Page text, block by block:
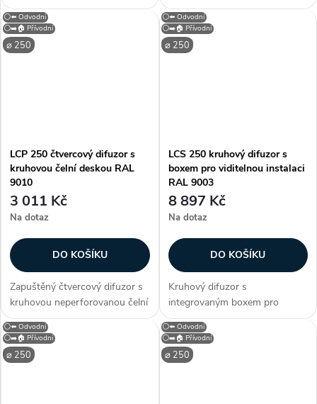
připojení 250 mm. S
neperforovaným čelním
panelem je určen
pro přívod a odvod vzduchu....
deskou LCP 250 pro instalaci
do stropních systémů a
permanentních stropů. Difuzor
lze použít pro přívod i...
⌀ 250
⚪⬅️ Odvodní
⚪➡️🏠 Přívodní
LCP 250 čtvercový difuzor s
kruhovou čelní deskou RAL
9010
3 011 Kč
Na dotaz
DO KOŠÍKU
Zapuštěný čtvercový difuzor s
kruhovou neperforovanou čelní
deskou LCP 250 pro instalaci
do stropních systémů a
permanentních stropů. Difuzor
lze použít pro přívod i...
⌀ 250
⚪⬅️ Odvodní
⚪➡️🏠 Přívodní
LCS 250 kruhový difuzor s
boxem pro viditelnou instalaci
RAL 9003
8 897 Kč
Na dotaz
DO KOŠÍKU
Kruhový difuzor s
integrovaným boxem pro
viditelnou instalaci LCS 250.
Difuzor je vybaven
neperforovanou čelní deskou a
lze jej použít pro přívod i odvod
⌀ 250
⚪⬅️ Odvodní
⚪➡️🏠 Přívodní
⌀ 250
⚪⬅️ Odvodní
⚪➡️🏠 Přívodní